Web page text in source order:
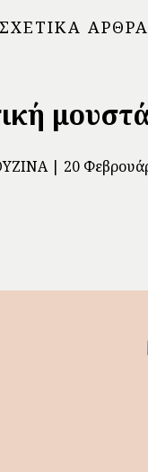
ΣΧΕΤΙΚΑ ΑΡΘΡΑ
20